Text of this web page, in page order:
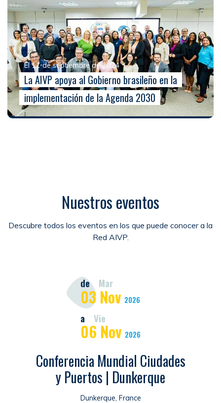
El 11 de septiembre de 2024
La AIVP apoya al Gobierno brasileño en la
implementación de la Agenda 2030
Nuestros eventos
Descubre todos los eventos en los que puede conocer a la
Red AIVP.
de Mar
03 Nov 2026
a Vie
06 Nov 2026
Conferencia Mundial Ciudades
y Puertos | Dunkerque
Dunkerque, France